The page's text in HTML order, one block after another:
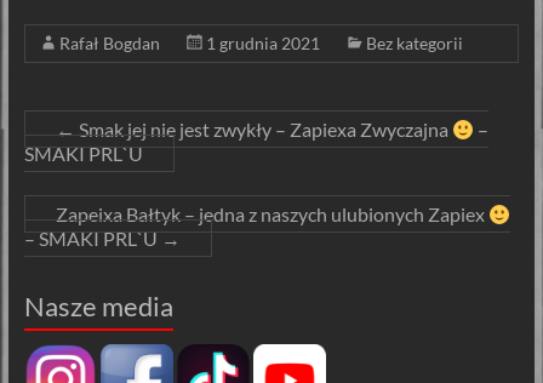
Rafał Bogdan 1 grudnia 2021 Bez kategorii
←Smak jej nie jest zwykły – Zapiexa Zwyczajna
–
SMAKI PRL`U
Zapeixa Bałtyk – jedna z naszych ulubionych Zapiex
– SMAKI PRL`U→
Nasze media